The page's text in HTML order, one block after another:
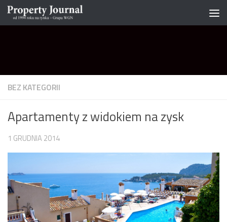
Skip to content
BEZ KATEGORII
Apartamenty z widokiem na zysk
1 GRUDNIA 2014